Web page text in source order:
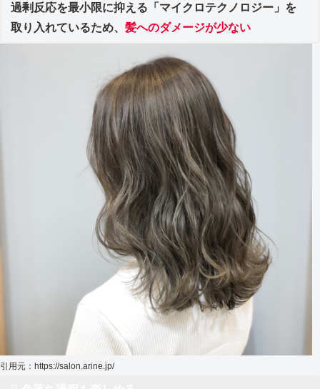
過剰反応を最小限に抑える「マイクロテクノロジー」を
取り入れているため、 髪へのダメージが少ない
引用元：https://salon.arine.jp/